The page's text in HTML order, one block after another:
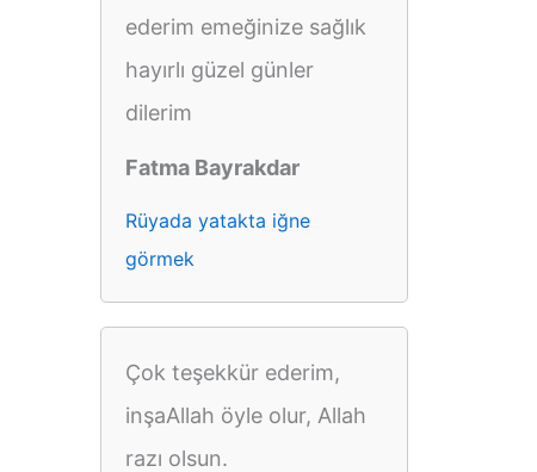
ederim emeğinize sağlık
hayırlı güzel günler
dilerim
Fatma Bayrakdar
Rüyada yatakta iğne
görmek
Çok teşekkür ederim,
inşaAllah öyle olur, Allah
razı olsun.